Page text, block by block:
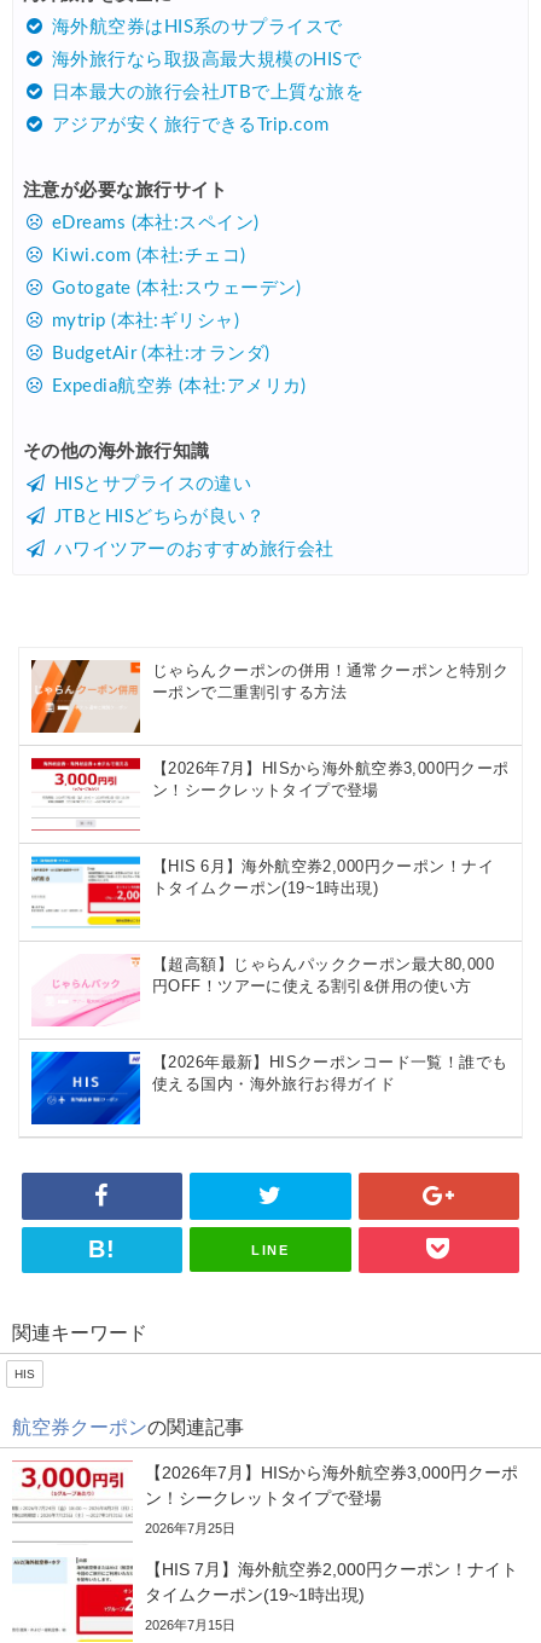
海外航空券はHIS系のサプライスで
海外旅行なら取扱高最大規模のHISで
日本最大の旅行会社JTBで上質な旅を
アジアが安く旅行できるTrip.com
注意が必要な旅行サイト
eDreams (本社:スペイン)
Kiwi.com (本社:チェコ)
Gotogate (本社:スウェーデン)
mytrip (本社:ギリシャ)
BudgetAir (本社:オランダ)
Expedia航空券 (本社:アメリカ)
その他の海外旅行知識
HISとサプライスの違い
JTBとHISどちらが良い？
ハワイツアーのおすすめ旅行会社
じゃらんクーポンの併用！通常クーポンと特別ク
ーポンで二重割引する方法
【2026年7月】HISから海外航空券3,000円クーポ
ン！シークレットタイプで登場
【HIS 6月】海外航空券2,000円クーポン！ナイ
トタイムクーポン(19~1時出現)
【超高額】じゃらんパッククーポン最大80,000
円OFF！ツアーに使える割引&併用の使い方
【2026年最新】HISクーポンコード一覧！誰でも
使える国内・海外旅行お得ガイド
LINE
関連キーワード
HIS
航空券クーポンの関連記事
【2026年7月】HISから海外航空券3,000円クーポ
ン！シークレットタイプで登場
2026年7月25日
【HIS 7月】海外航空券2,000円クーポン！ナイト
タイムクーポン(19~1時出現)
2026年7月15日